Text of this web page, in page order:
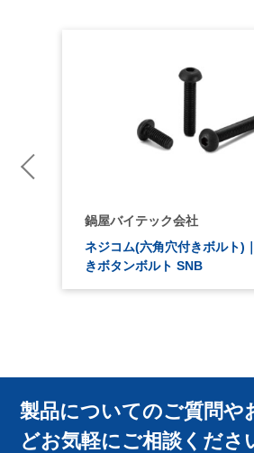
鍋屋バイテック会社
ネジコム(六角穴付きボルト)
きボタンボルト SNB
製品についてのご質問や
どお気軽にご相談くださ